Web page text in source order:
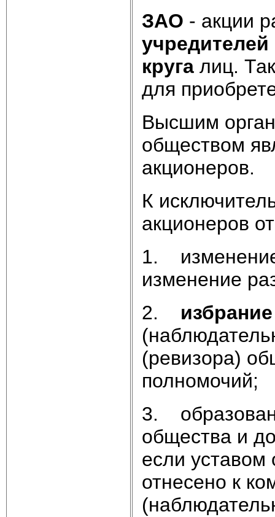
ЗАО - акции
учредителей
круга лиц.
для
Высшим
обществом
акционеров.
К
акционеров
1.
изменение
2. избрание
(ревизора)
полномочий;
3.
общества и
если уставом
отнесено к